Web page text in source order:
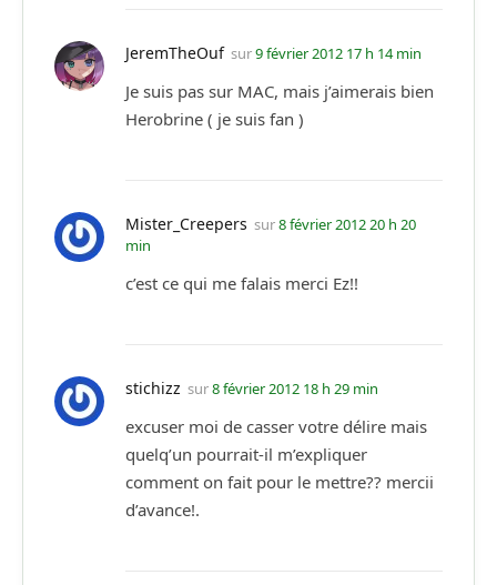
JeremTheOuf sur9 février 2012 17 h 14 min
Je suis pas sur MAC, mais j’aimerais bien
Herobrine ( je suis fan )
Mister_Creepers sur8 février 2012 20 h 20
min
c’est ce qui me falais merci Ez!!
stichizz sur8 février 2012 18 h 29 min
excuser moi de casser votre délire mais
quelq’un pourrait-il m’expliquer
comment on fait pour le mettre?? mercii
d’avance!.